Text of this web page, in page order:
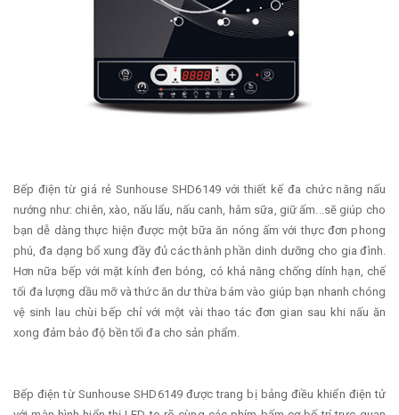
Bếp điện từ giá rẻ Sunhouse SHD6149 với thiết kế đa chức năng nấu
nướng như: chiên, xào, nấu lẩu, nấu canh, hâm sữa, giữ ấm...sẽ giúp cho
bạn dễ dàng thực hiện được một bữa ăn nóng ấm với thực đơn phong
phú, đa dạng bổ xung đầy đủ các thành phần dinh dưỡng cho gia đình.
Hơn nữa bếp với mặt kính đen bóng, có khả năng chống dính hạn, chế
tối đa lượng dầu mỡ và thức ăn dư thừa bám vào giúp bạn nhanh chóng
vệ sinh lau chùi bếp chỉ với một vài thao tác đơn gian sau khi nấu ăn
xong đảm bảo độ bền tối đa cho sản phẩm.
Bếp điện từ Sunhouse SHD6149 được trang bị bảng điều khiển điện tử